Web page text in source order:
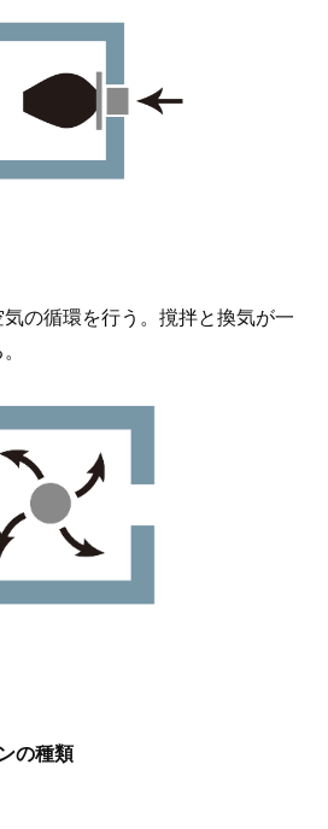
の循環を行う。撹拌と換気が一
の種類